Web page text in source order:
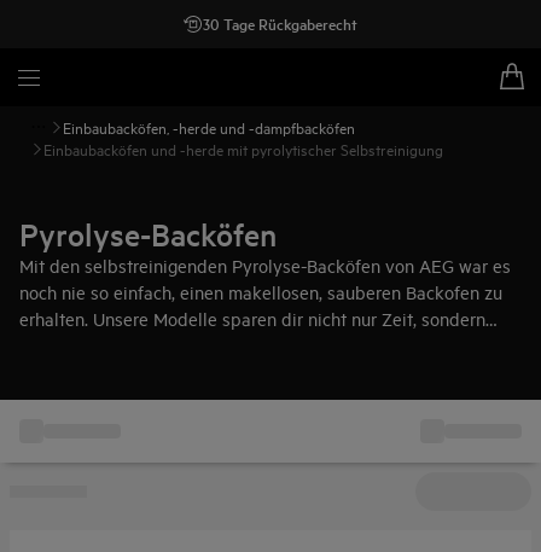
30 Tage Rückgaberecht
Einbaubacköfen, -herde und -dampfbacköfen
Einbaubacköfen und -herde mit pyrolytischer Selbstreinigung
Pyrolyse-Backöfen
Mit den selbstreinigenden Pyrolyse-Backöfen von AEG war es
noch nie so einfach, einen makellosen, sauberen Backofen zu
erhalten. Unsere Modelle sparen dir nicht nur Zeit, sondern